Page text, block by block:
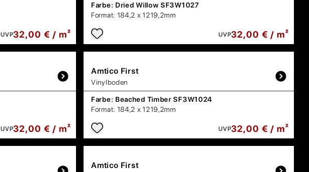
UVP32,00 € / m²
Farbe: Dried Willow SF3W1027
Format: 184,2 x 1219,2mm
UVP32,00 € / m²
UVP32,00 € / m²
Amtico First
Vinylboden
Farbe: Beached Timber SF3W1024
Format: 184,2 x 1219,2mm
UVP32,00 € / m²
Amtico First